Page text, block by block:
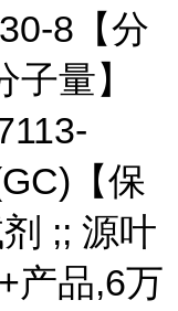
8【分
量】
【保
;; 源叶
产品,6万